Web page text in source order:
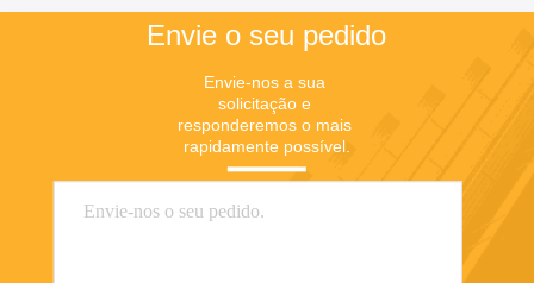
Envie o seu pedido
Envie-nos a sua
solicitação e
responderemos o mais
rapidamente possível.